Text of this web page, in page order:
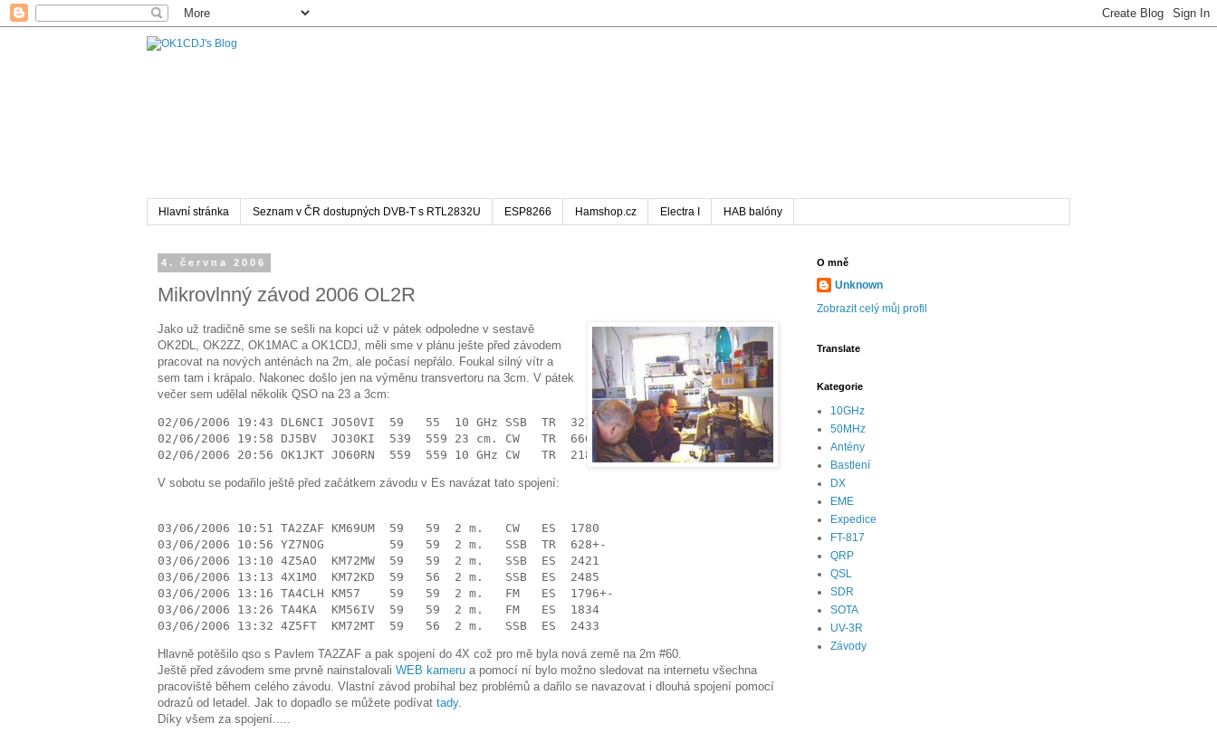
Hlavní stránka Seznam v ČR dostupných DVB-T s RTL2832U ESP8266 Hamshop.cz Electra I HAB balóny
4. června 2006
Mikrovlnný závod 2006 OL2R
Jako už tradičně sme se sešli na kopci už v pátek odpoledne v sestavě
OK2DL, OK2ZZ, OK1MAC a OK1CDJ, měli sme v plánu ješte před závodem
pracovat na nových anténách na 2m, ale počasí nepřálo. Foukal silný vítr a
sem tam i krápalo. Nakonec došlo jen na výměnu transvertoru na 3cm. V pátek
večer sem udělal několik QSO na 23 a 3cm:
02/06/2006 19:43 DL6NCI JO50VI  59   55  10 GHz SSB  TR  321
02/06/2006 19:58 DJ5BV  JO30KI  539  559 23 cm. CW   TR  666
02/06/2006 20:56 OK1JKT JO60RN  559  559 10 GHz CW   TR  218
V sobotu se podařilo ještě před začátkem závodu v Es navázat tato spojení:
03/06/2006 10:51 TA2ZAF KM69UM  59   59  2 m.   CW   ES  1780
03/06/2006 10:56 YZ7NOG         59   59  2 m.   SSB  TR  628+-
03/06/2006 13:10 4Z5AO  KM72MW  59   59  2 m.   SSB  ES  2421
03/06/2006 13:13 4X1MO  KM72KD  59   56  2 m.   SSB  ES  2485
03/06/2006 13:16 TA4CLH KM57    59   59  2 m.   FM   ES  1796+-
03/06/2006 13:26 TA4KA  KM56IV  59   59  2 m.   FM   ES  1834
03/06/2006 13:32 4Z5FT  KM72MT  59   56  2 m.   SSB  ES  2433
Hlavně potěšilo qso s Pavlem TA2ZAF a pak spojení do 4X což pro mě byla nová země na 2m #60.
Ještě před závodem sme prvně nainstalovali WEB kameru a pomocí ní bylo možno sledovat na internetu všechna
pracoviště během celého závodu. Vlastní závod probíhal bez problémů a dařilo se navazovat i dlouhá spojení pomocí
odrazů od letadel. Jak to dopadlo se můžete podívat tady.
Díky všem za spojení.....
O mně
Unknown
Zobrazit celý můj profil
Translate
Kategorie
10GHz
50MHz
Antény
Bastlení
DX
EME
Expedice
FT-817
QRP
QSL
SDR
SOTA
UV-3R
Závody